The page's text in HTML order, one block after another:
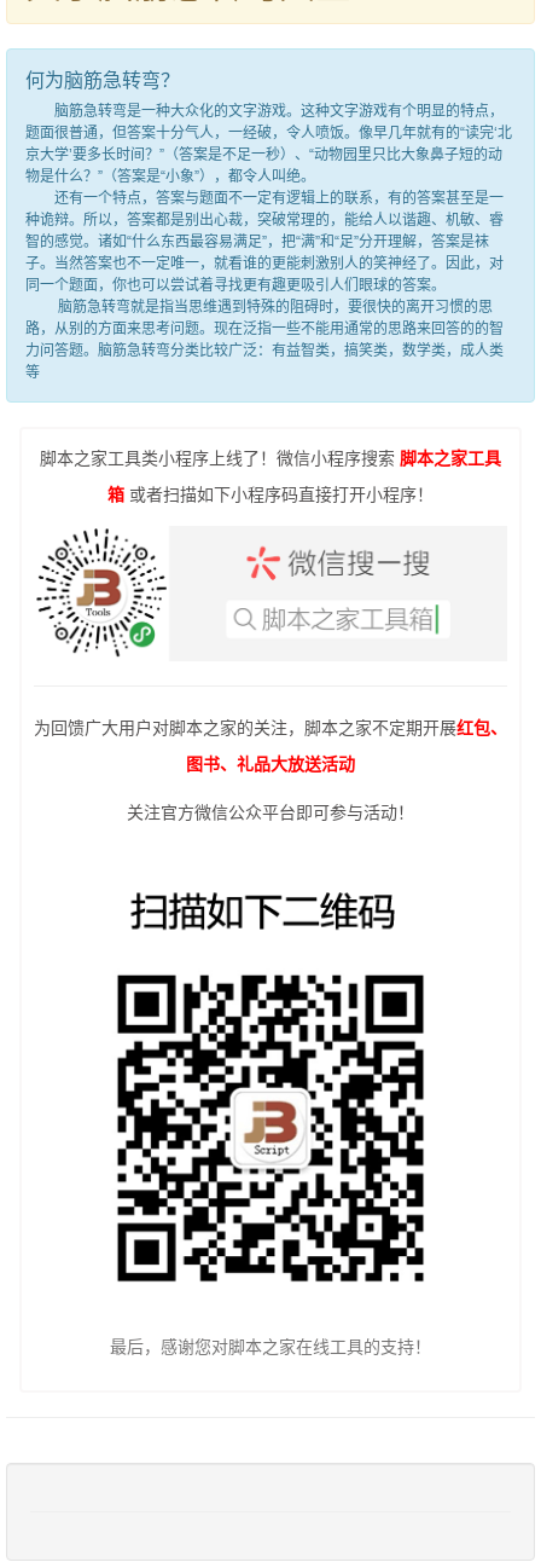
何为脑筋急转弯？
脑筋急转弯是一种大众化的文字游戏。这种文字游戏有个明显的特点，
题面很普通，但答案十分气人，一经破，令人喷饭。像早几年就有的“读完‘北
京大学’要多长时间？”（答案是不足一秒）、“动物园里只比大象鼻子短的动
物是什么？”（答案是“小象”），都令人叫绝。
还有一个特点，答案与题面不一定有逻辑上的联系，有的答案甚至是一
种诡辩。所以，答案都是别出心裁，突破常理的，能给人以谐趣、机敏、睿
智的感觉。诸如“什么东西最容易满足”，把“满”和“足”分开理解，答案是袜
子。当然答案也不一定唯一，就看谁的更能刺激别人的笑神经了。因此，对
同一个题面，你也可以尝试着寻找更有趣更吸引人们眼球的答案。
脑筋急转弯就是指当思维遇到特殊的阻碍时，要很快的离开习惯的思
路，从别的方面来思考问题。现在泛指一些不能用通常的思路来回答的的智
力问答题。脑筋急转弯分类比较广泛：有益智类，搞笑类，数学类，成人类
等
脚本之家工具类小程序上线了！微信小程序搜索 脚本之家工具
箱 或者扫描如下小程序码直接打开小程序！
为回馈广大用户对脚本之家的关注，脚本之家不定期开展红包、
图书、礼品大放送活动
关注官方微信公众平台即可参与活动！
最后，感谢您对脚本之家在线工具的支持！